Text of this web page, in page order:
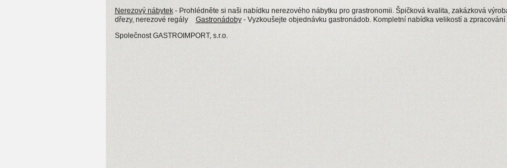
Nerezový nábytek - Prohlédněte si naši nabídku nerezového nábytku pro grastronomii. Špičková kvalita, zakázková
dřezy, nerezové regály
Gastronádoby - Vyzkoušejte objednávku gastronádob. Kompletní nabídka velikostí a zpracování
Společnost GASTROIMPORT, s.r.o.